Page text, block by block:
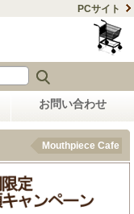
PCサイト
お問い合わせ
Mouthpiece Cafe